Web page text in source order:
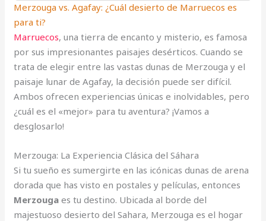
Merzouga vs. Agafay: ¿Cuál desierto de Marruecos es
para ti?
Marruecos, una tierra de encanto y misterio, es famosa
por sus impresionantes paisajes desérticos. Cuando se
trata de elegir entre las vastas dunas de Merzouga y el
paisaje lunar de Agafay, la decisión puede ser difícil.
Ambos ofrecen experiencias únicas e inolvidables, pero
¿cuál es el «mejor» para tu aventura? ¡Vamos a
desglosarlo!
Merzouga: La Experiencia Clásica del Sáhara
Si tu sueño es sumergirte en las icónicas dunas de arena
dorada que has visto en postales y películas, entonces
Merzouga es tu destino. Ubicada al borde del
majestuoso desierto del Sahara, Merzouga es el hogar